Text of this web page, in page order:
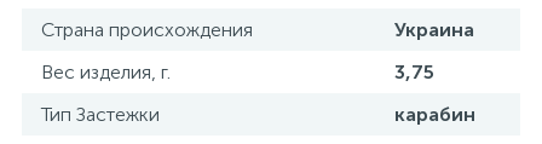
Страна происхождения
Украина
Вес изделия, г.
3,75
Тип Застежки
карабин